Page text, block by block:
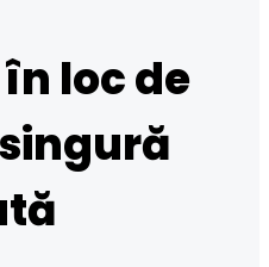
în loc de